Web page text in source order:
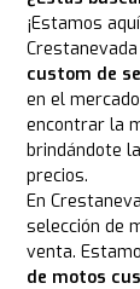
¡Estamos
Crestanevada
custom de
en el
encontrar la
brindándote
precios.
En
selección de
venta.
de motos